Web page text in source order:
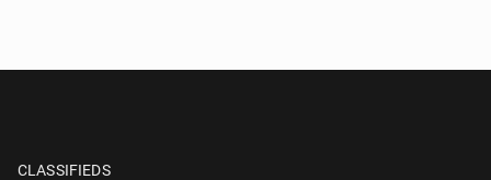
CLASSIFIEDS